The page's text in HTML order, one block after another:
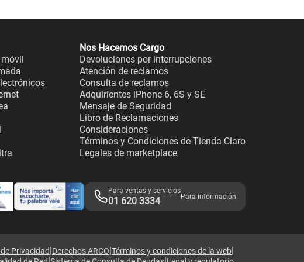
Nos Hacemos Cargo
Devoluciones por interrupciones
Atención de reclamos
Consulta de reclamos
Adquirientes iPhone 6, 6S y SE
Mensaje de Seguridad
Libro de Reclamaciones
Consideraciones
Términos y Condiciones de Tienda Claro
Legales de marketplace
Para ventas y servicios
01 620 3334 Para información
Privacidad|Derechos ARCO|Términos y condiciones de la web|